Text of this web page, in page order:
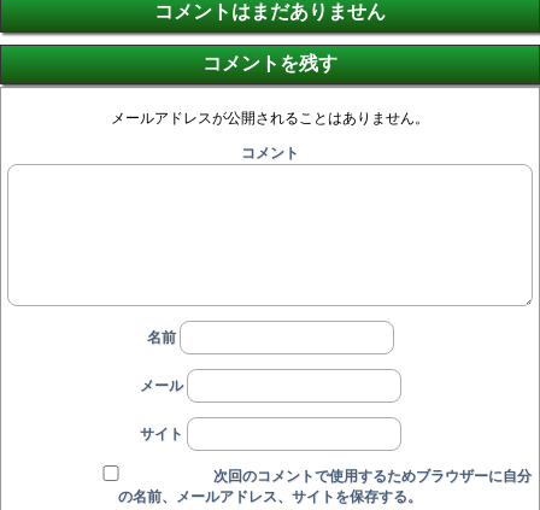
コメントはまだありません
コメントを残す
メールアドレスが公開されることはありません。
コメント
名前
メール
サイト
次回のコメントで使用するためブラウザーに自分
の名前、メールアドレス、サイトを保存する。